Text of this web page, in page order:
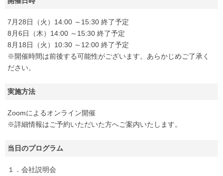
7月28日（火）14:00 ～15:30 終了予定
8月6日（木）14:00 ～15:30 終了予定
8月18日（火）10:30 ～12:00 終了予定
※開催時間は前後する可能性がございます。あらかじめご了承く
ださい。
実施方法
Zoomによるオンライン開催
※詳細情報はご予約いただいた方へご案内いたします。
当日のプログラム
１．会社説明会